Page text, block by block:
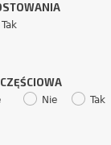
Tak
Nie Tak